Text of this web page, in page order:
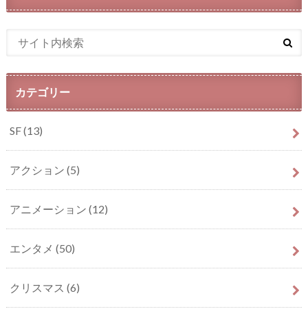
カテゴリー
SF(13)
アクション (5)
アニメーション (12)
エンタメ (50)
クリスマス (6)